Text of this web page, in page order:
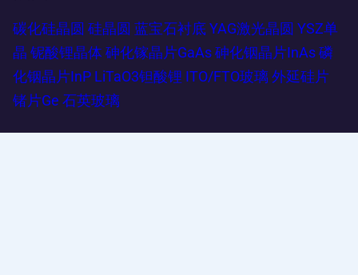
碳化硅晶圆 硅晶圆 蓝宝石衬底 YAG激光晶圆 YSZ单
晶 铌酸锂晶体 砷化镓晶片GaAs 砷化铟晶片InAs 磷
化铟晶片InP LiTaO3钽酸锂 ITO/FTO玻璃 外延硅片
锗片Ge 石英玻璃